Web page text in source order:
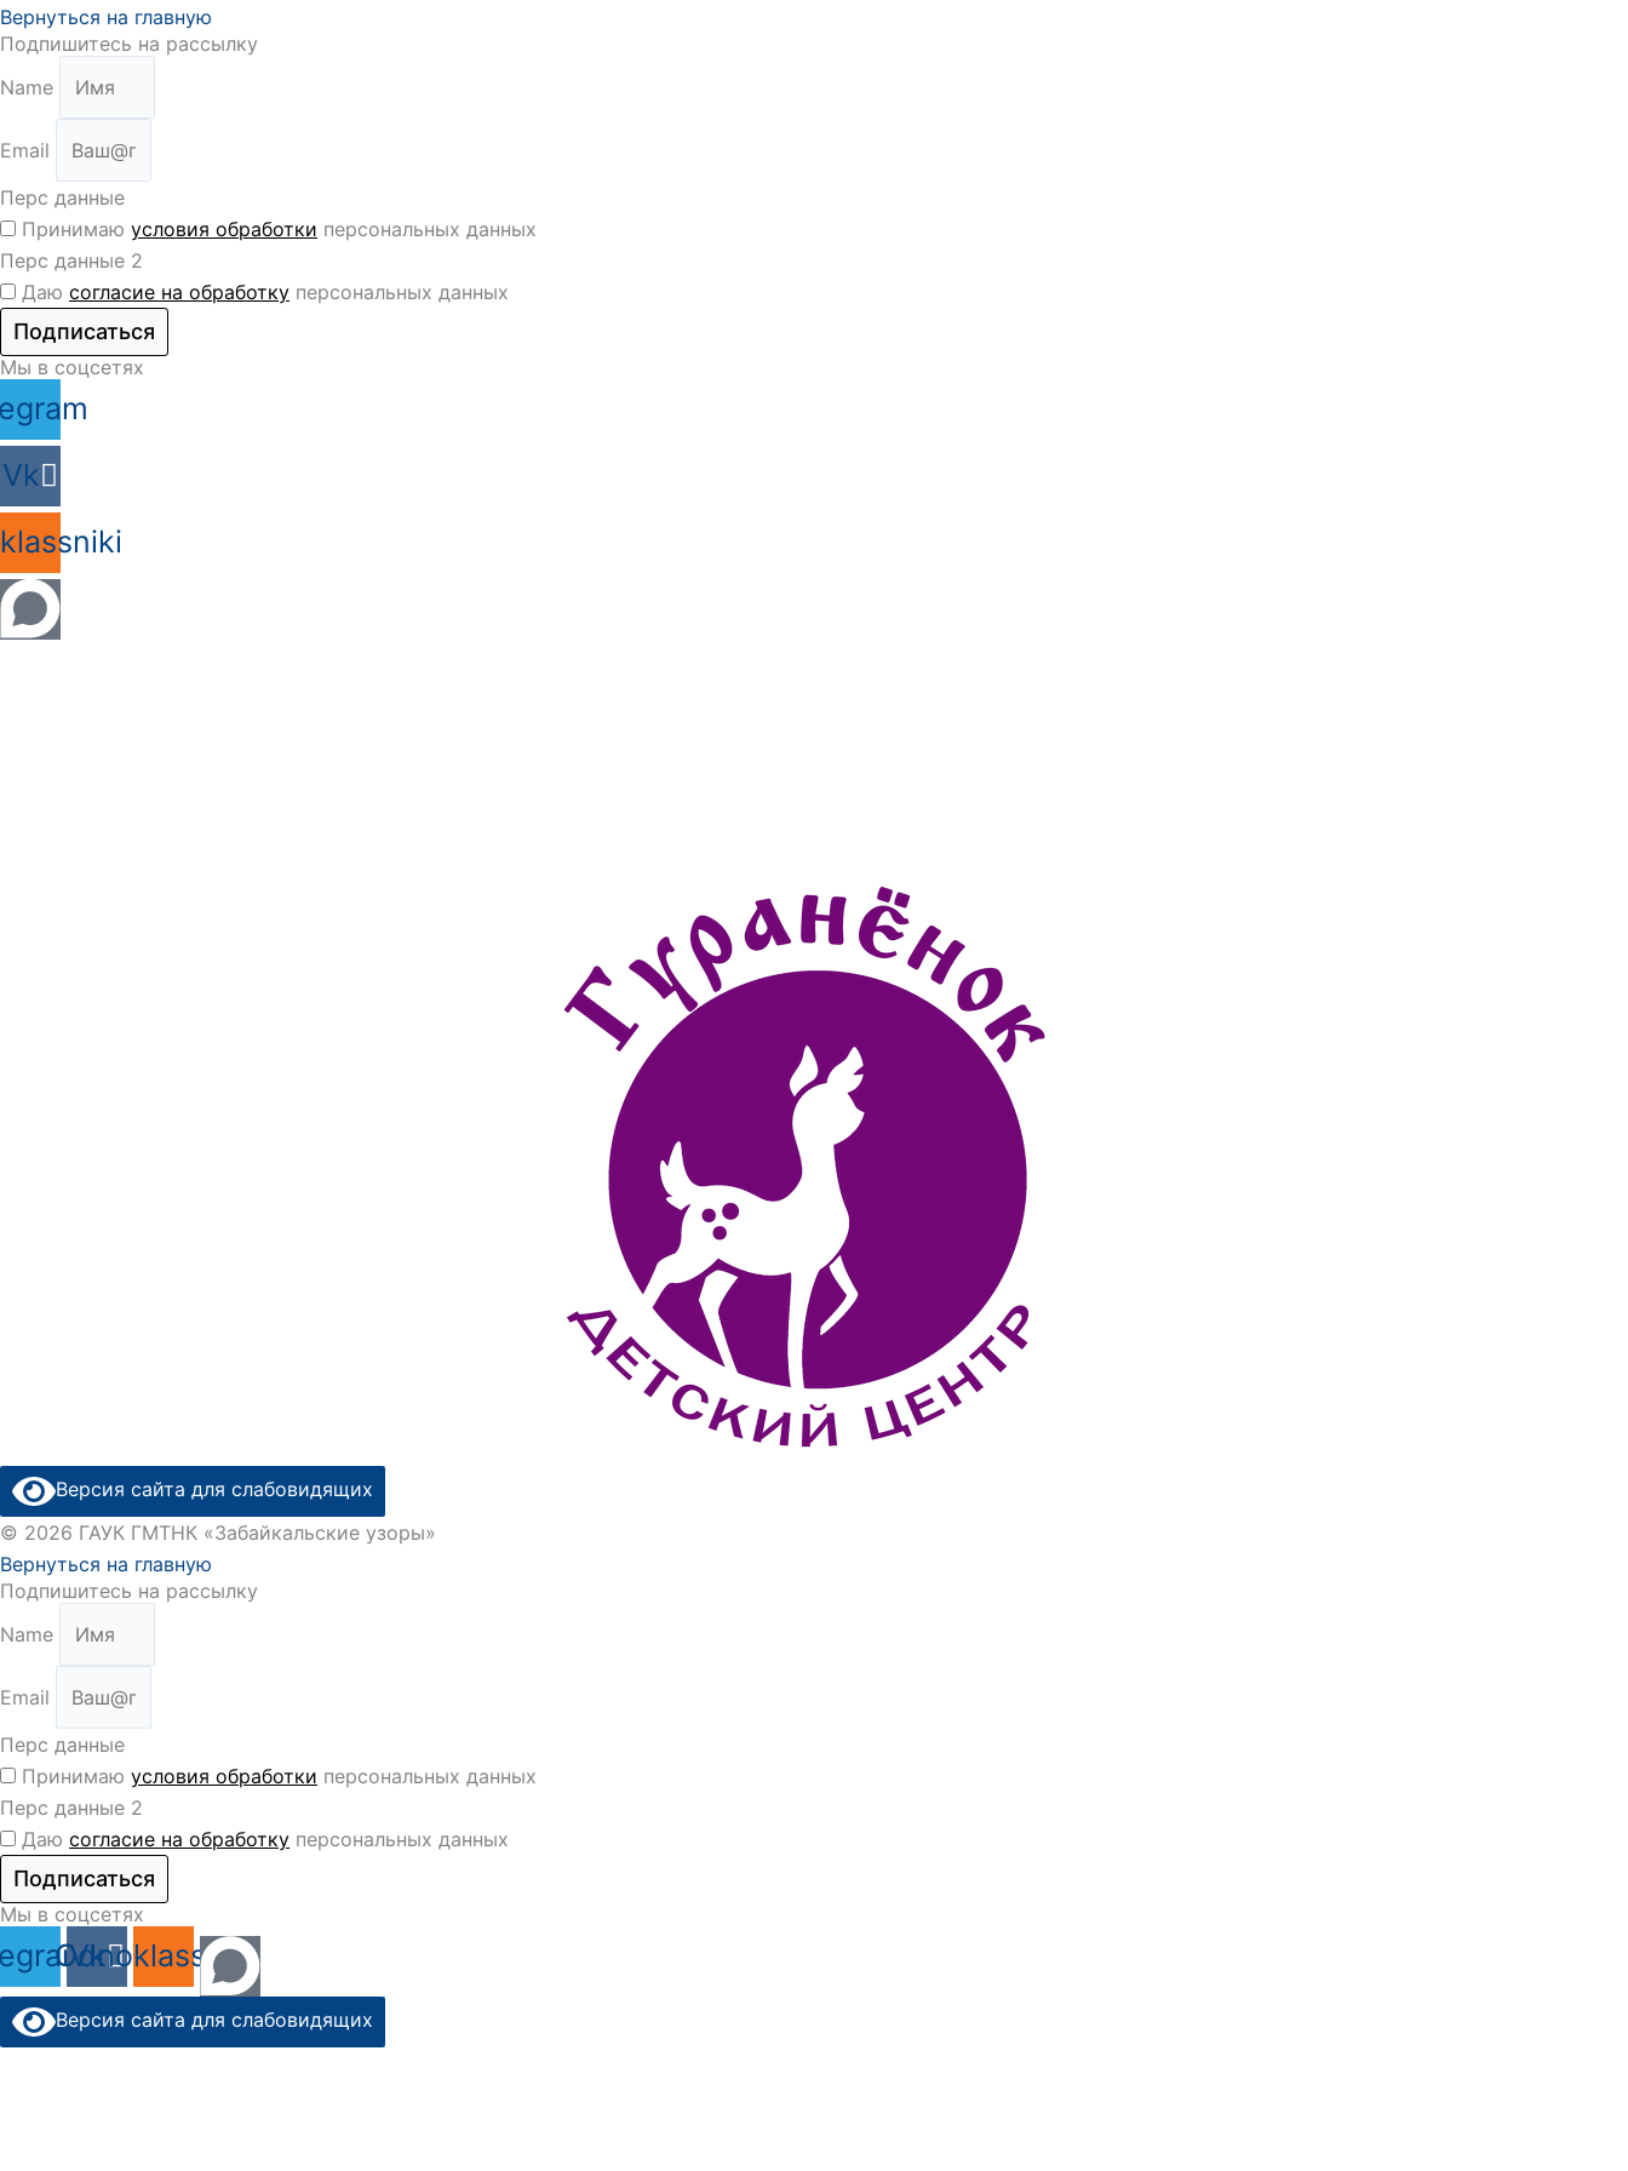
Вернуться на главную
Подпишитесь на рассылку
Name
Email
Перс данные
Принимаю условия обработки персональных данных
Перс данные 2
Даю согласие на обработку персональных данных
Подписаться
Мы в соцсетях
Vk
Версия сайта для слабовидящих
© 2026 ГАУК ГМТНК «Забайкальские узоры»
Вернуться на главную
Подпишитесь на рассылку
Name
Email
Перс данные
Принимаю условия обработки персональных данных
Перс данные 2
Даю согласие на обработку персональных данных
Подписаться
Мы в соцсетях
Vk
Odnoklassniki
Версия сайта для слабовидящих